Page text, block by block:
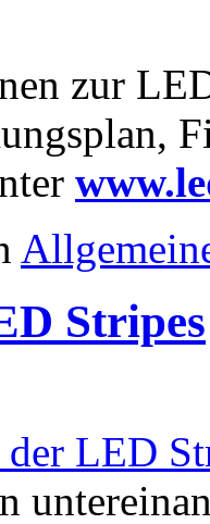
zur
Stripes
LED